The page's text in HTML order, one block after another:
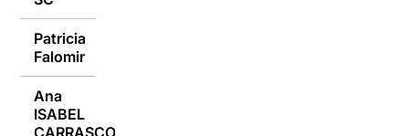
Patricia
Falomir
Ana
ISABEL
CARRASCO